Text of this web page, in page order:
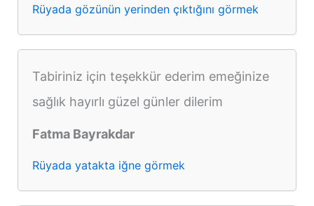
Rüyada gözünün yerinden çıktığını görmek
Tabiriniz için teşekkür ederim emeğinize
sağlık hayırlı güzel günler dilerim
Fatma Bayrakdar
Rüyada yatakta iğne görmek